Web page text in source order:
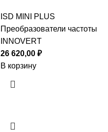
ISD MINI PLUS
Преобразователи частоты
INNOVERT
26 620,00 ₽
В корзину